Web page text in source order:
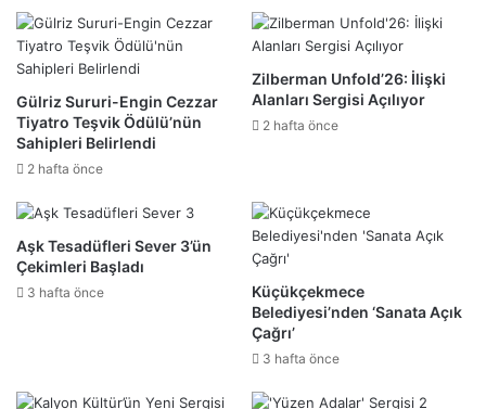
Gülriz Sururi-Engin Cezzar
Tiyatro Teşvik Ödülü’nün
Sahipleri Belirlendi
2 hafta önce
Zilberman Unfold’26: İlişki
Alanları Sergisi Açılıyor
2 hafta önce
Aşk Tesadüfleri Sever 3’ün
Çekimleri Başladı
3 hafta önce
Küçükçekmece
Belediyesi’nden ‘Sanata Açık
Çağrı’
3 hafta önce